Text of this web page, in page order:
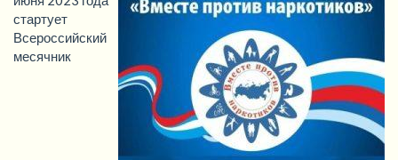
стартует
Всероссийский
месячник